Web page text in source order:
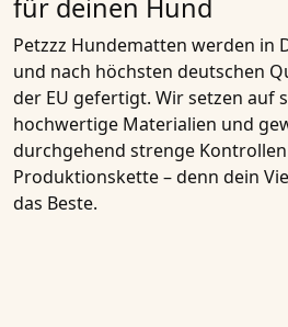
für deinen Hund
Petzzz Hundematten werden in
und nach höchsten deutschen
der EU gefertigt. Wir setzen auf
hochwertige Materialien und
durchgehend strenge
Produktionskette – denn dein
das Beste.